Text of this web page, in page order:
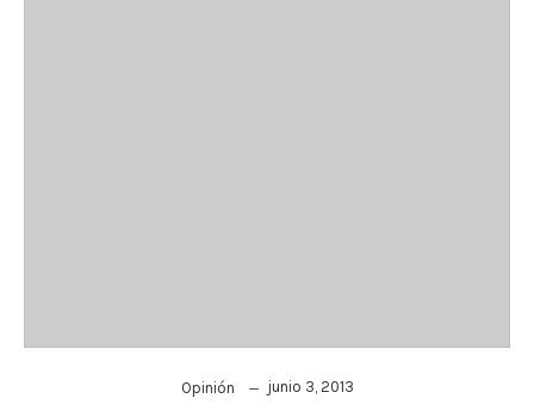
Opinión junio 3, 2013